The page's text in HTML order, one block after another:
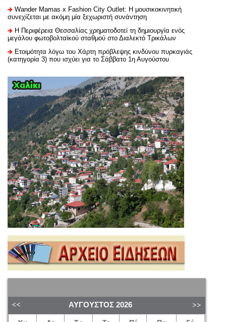
Wander Mamas x Fashion City Outlet: Η μουσικοκινητική
συνεχίζεται με ακόμη μία ξεχωριστή συνάντηση
H Περιφέρεια Θεσσαλίας χρηματοδοτεί τη δημιουργία ενός
μεγάλου φωτοβολταϊκού σταθμού στο Διαλεκτό Τρικάλων
Ετοιμότητα λόγω του Χάρτη πρόβλεψης κινδύνου πυρκαγιάς
(κατηγορία 3) που ισχύει για το Σάββατο 1η Αυγούστου
ΑΎΓΟΥΣΤΟΣ 2026